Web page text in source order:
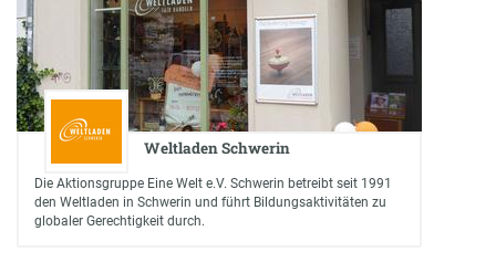
Weltladen Schwerin
Die Aktionsgruppe Eine Welt e.V. Schwerin betreibt seit 1991
den Weltladen in Schwerin und führt Bildungsaktivitäten zu
globaler Gerechtigkeit durch.